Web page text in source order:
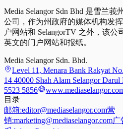
Media Selangor Sdn Bhd 是雪兰
公司，作为州政府的媒体机构发
户网站和 SelangorTV 之外，该
英文的门户网站和报纸。
Media Selangor Sdn. Bhd.
Level 11, Menara Bank Rakyat
14 40000 Shah Alam Selangor Darul
5523 5856
目录
邮箱:editor@mediaselangor.com营
销:marketing@mediaselangor.com广